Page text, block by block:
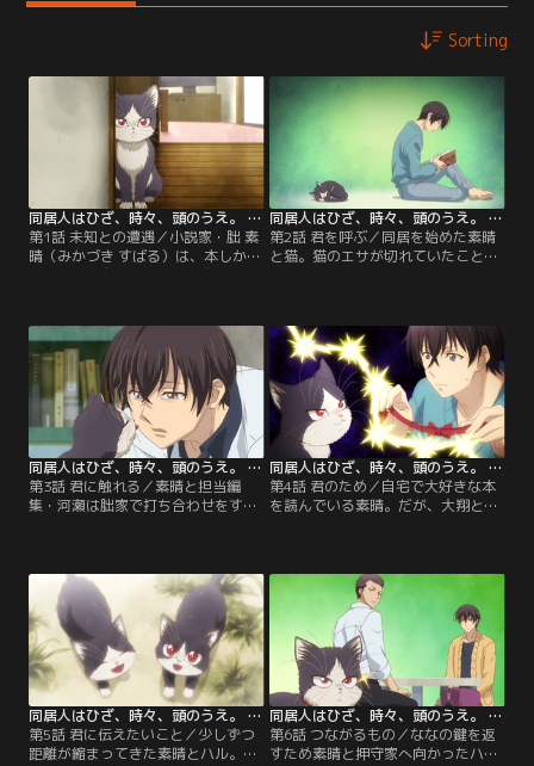
Sorting
同居人はひざ、時々、頭のうえ。 第01話
第1話 未知との遭遇／小説家・朏 素
晴（みかづき すばる）は、本しか興
味がなく、自分の創作を邪魔する他
不能な行動を見ているうちに、小説
のネタがどんどん浮かんでくる素
晴。「お前は人間みたいに邪魔して
こないし、想像をかきたてられる
し、最高だよ」と思いきや、エサを
ばらまいたり…。
同居人はひざ、時々、頭のうえ。 第02話
第2話 君を呼ぶ／同居を始めた素晴
と猫。猫のエサが切れていたことに
プ店員の「なな」に声を掛けられ、
猫の名前を聞かれ、まだまだ名付け
ていなかったことに気付く。一緒に
暮らしている“家族”なんだから名前
をつけてとななに言われ、ひとまず
考えてはみるものの…。
同居人はひざ、時々、頭のうえ。 第03話
第3話 君に触れる／素晴と担当編
集・河瀬は朏家で打ち合わせをする
の頃、何もない方をジッと見つめた
り、急にジャンプしたりと意味不明
な行動ばかり……。おまけに、長い
間立ち入っていなかった素晴の両親
の部屋を荒らし、ホコリまみれにな
る始末……。
同居人はひざ、時々、頭のうえ。 第04話
第4話 君のため／自宅で大好きな本
を読んでいる素晴。だが、大翔と河
られるように、今すぐハルの首輪を
買うべきだと告げられる。急遽ペッ
トショップへ向かい、ななの案内の
もとハルに似合う首輪を探す素晴。
しかし、首輪を嫌がりストレスを抱
えてしまう猫も多いという。
同居人はひざ、時々、頭のうえ。 第05話
第5話 君に伝えたいこと／少しずつ
距離が縮まってきた素晴とハル。先
同居人はひざ、時々、頭のうえ。 第06話
第6話 つながるもの／ななの鍵を返
すため素晴と押守家へ向かったハル